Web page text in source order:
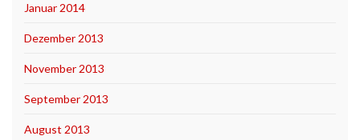
Januar 2014
Dezember 2013
November 2013
September 2013
August 2013